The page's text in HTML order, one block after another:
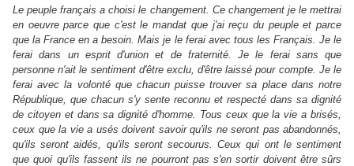
Le peuple français a choisi le changement. Ce changement je le mettrai
en oeuvre parce que c'est le mandat que j'ai reçu du peuple et parce
que la France en a besoin. Mais je le ferai avec tous les Français. Je le
ferai dans un esprit d'union et de fraternité. Je le ferai sans que
personne n'ait le sentiment d'être exclu, d'être laissé pour compte. Je le
ferai avec la volonté que chacun puisse trouver sa place dans notre
République, que chacun s'y sente reconnu et respecté dans sa dignité
de citoyen et dans sa dignité d'homme. Tous ceux que la vie a brisés,
ceux que la vie a usés doivent savoir qu'ils ne seront pas abandonnés,
qu'ils seront aidés, qu'ils seront secourus. Ceux qui ont le sentiment
que quoi qu'ils fassent ils ne pourront pas s'en sortir doivent être sûrs